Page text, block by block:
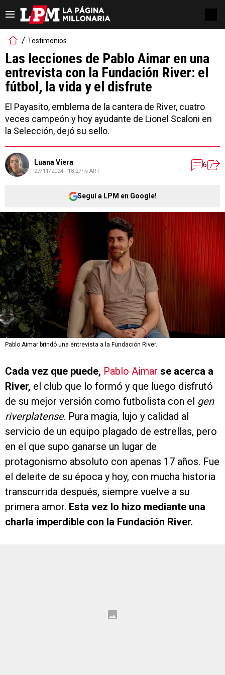
Testimonios
Las lecciones de Pablo Aimar en una
entrevista con la Fundación River: el
fútbol, la vida y el disfrute
El Payasito, emblema de la cantera de River, cuatro
veces campeón y hoy ayudante de Lionel Scaloni en
la Selección, dejó su sello.
Luana Viera
27/11/2024 - 18:27hs ART
6
Seguí a LPM en Google!
Pablo Aimar brindó una entrevista a la Fundación River.
Cada vez que puede, Pablo Aimar se acerca a
River, el club que lo formó y que luego disfrutó
de su mejor versión como futbolista con el gen
riverplatense. Pura magia, lujo y calidad al
servicio de un equipo plagado de estrellas, pero
en el que supo ganarse un lugar de
protagonismo absoluto con apenas 17 años. Fue
el deleite de su época y hoy, con mucha historia
transcurrida después, siempre vuelve a su
primera amor. Esta vez lo hizo mediante una
charla imperdible con la Fundación River.